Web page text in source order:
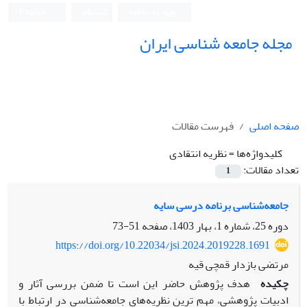
مجله جامعه شناسی ایران
صفحه اصلی
فهرست مقالات
کلیدواژه‌ها =نظریه انتقادی
تعداد مقالات:
1
جامعه‌شناسی برنامه درسی سایه
دوره 25، شماره 1، بهار 1403، صفحه
51-73
https://doi.org/10.22034/jsi.2024.2019228.1691
مرتضی بازدار قمچی قیه
چکیده هدف پژوهش حاضر این است تا ضمن بررسی آثار و
ادبیات پژوهشی، مهم ترین نظریه‌های جامعه‌شناسی در ارتباط با